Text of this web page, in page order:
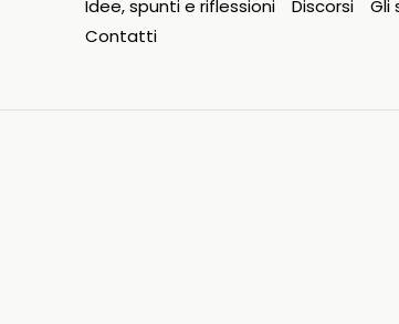
Idee, spunti e riflessioni Discorsi Gli
Contatti